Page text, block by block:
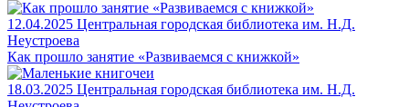
12.04.2025 Центральная городская библиотека им. Н.Д.
Неустроева
Как прошло занятие «Развиваемся с книжкой»
18.03.2025 Центральная городская библиотека им. Н.Д.